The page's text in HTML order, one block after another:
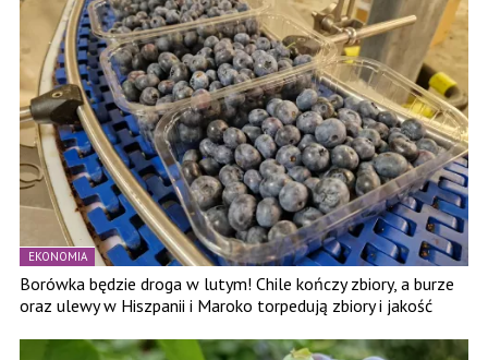
EKONOMIA
Borówka będzie droga w lutym! Chile kończy zbiory, a burze
oraz ulewy w Hiszpanii i Maroko torpedują zbiory i jakość